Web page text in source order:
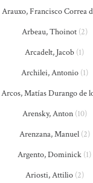
Arauxo, Francisco Correa
Arbeau, Thoinot(2)
Arcadelt, Jacob (1)
Archilei, Antonio(1)
Arcos, Matías Durango de
Arensky, Anton(10)
Arenzana, Manuel(2)
Argento, Dominick (1)
Ariosti, Attilio(2)